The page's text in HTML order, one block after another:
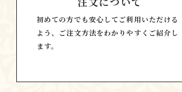
初めての方でも安心してご利用いただける
よう、ご注文方法をわかりやすくご紹介し
ます。